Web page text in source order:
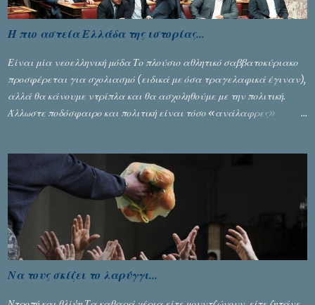
Η πιο αστεία Ελλάδα της ιστορίας...
Είναι μία νεοελληνική μόδα Το πλούσιο αθλητικό σαββατοκύριακο
προσφέρεται για σχολιασμό (ειδικά με όσα τραγελαφικά έγιναν),
αλλά θα κάνουμε ντρίπλα και θα ασχοληθούμε με την πολιτική.
Άλλωστε ποδόσφαιρο και πολιτική είναι τόσο «ανάλαφρες»
Να τους σκίζει το λαρύγγι...